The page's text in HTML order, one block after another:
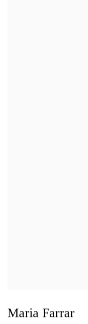
Maria Farrar